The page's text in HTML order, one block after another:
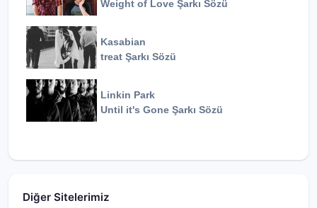
Weight of Love Şarkı Sözü
Kasabian
treat Şarkı Sözü
Linkin Park
Until it's Gone Şarkı Sözü
Diğer Sitelerimiz